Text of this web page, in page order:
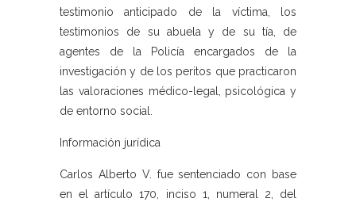
testimonio anticipado de la víctima, los
testimonios de su abuela y de su tía, de
agentes de la Policía encargados de la
investigación y de los peritos que practicaron
las valoraciones médico-legal, psicológica y
de entorno social.
Información jurídica
Carlos Alberto V. fue sentenciado con base
en el artículo 170, inciso 1, numeral 2, del